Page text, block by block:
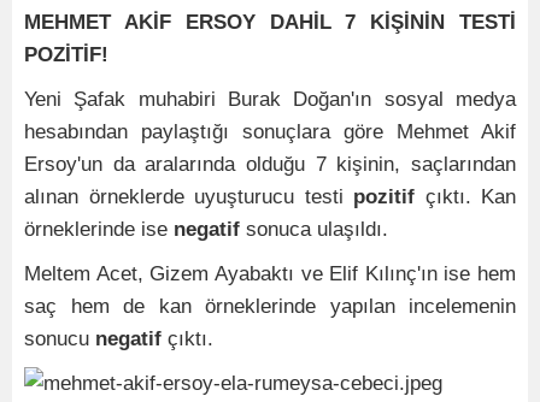
MEHMET AKİF ERSOY DAHİL 7 KİŞİNİN TESTİ
POZİTİF!
Yeni Şafak muhabiri Burak Doğan'ın sosyal medya
hesabından paylaştığı sonuçlara göre Mehmet Akif
Ersoy'un da aralarında olduğu 7 kişinin, saçlarından
alınan örneklerde uyuşturucu testi pozitif çıktı. Kan
örneklerinde ise negatif sonuca ulaşıldı.
Meltem Acet, Gizem Ayabaktı ve Elif Kılınç'ın ise hem
saç hem de kan örneklerinde yapılan incelemenin
sonucu negatif çıktı.